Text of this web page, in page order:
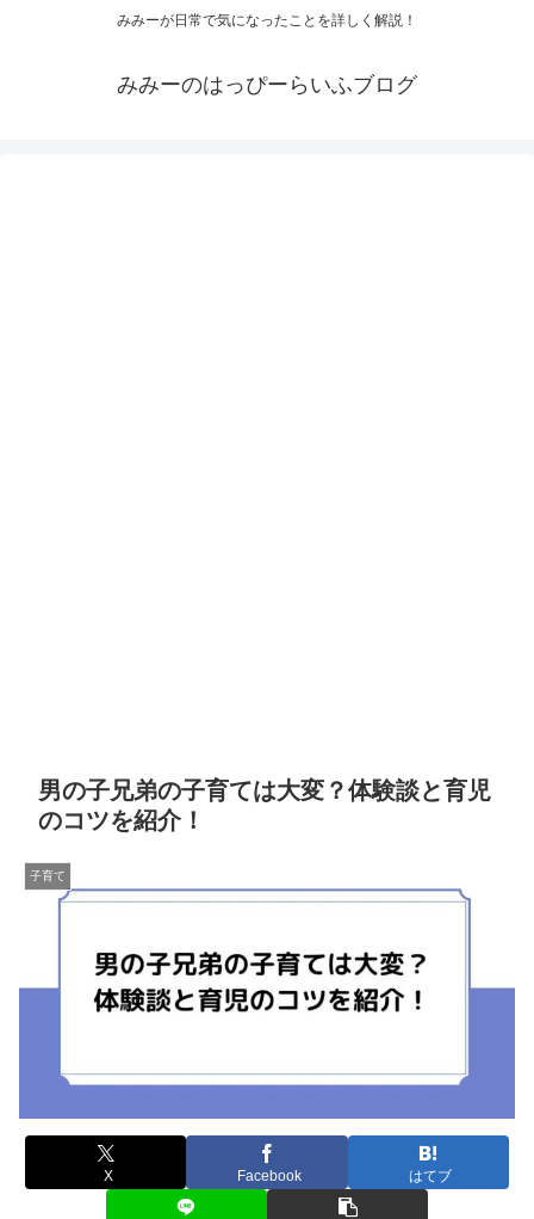
みみーが日常で気になったことを詳しく解説！
みみーのはっぴーらいふブログ
男の子兄弟の子育ては大変？体験談と育児
のコツを紹介！
子育て
X Facebook はてブ